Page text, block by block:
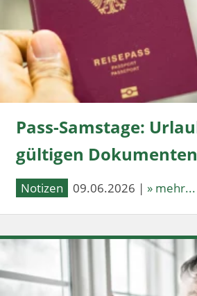
Pass-Samstage:
gültigen Dokumenten
Notizen 09.06.2026 | » mehr...